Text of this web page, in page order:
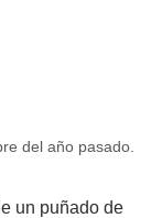
del año pasado.
un puñado de